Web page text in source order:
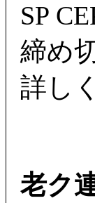
SP
締め
詳し
老ク